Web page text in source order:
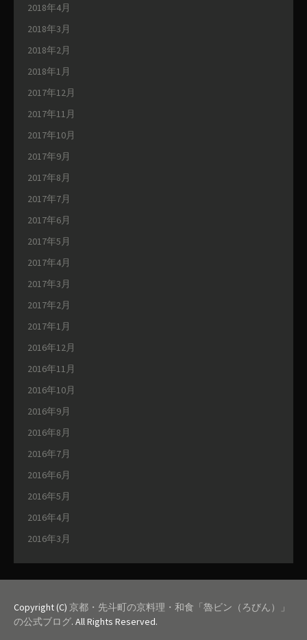
2018年4月
2018年3月
2018年2月
2018年1月
2017年12月
2017年11月
2017年10月
2017年9月
2017年8月
2017年7月
2017年6月
2017年5月
2017年4月
2017年3月
2017年2月
2017年1月
2016年12月
2016年11月
2016年10月
2016年9月
2016年8月
2016年7月
2016年6月
2016年5月
2016年4月
2016年3月
Copyright (C) 京都・先斗町の京料理・和食「魯ビン（ろびん）」
の公式ブログ. All Rights Reserved.